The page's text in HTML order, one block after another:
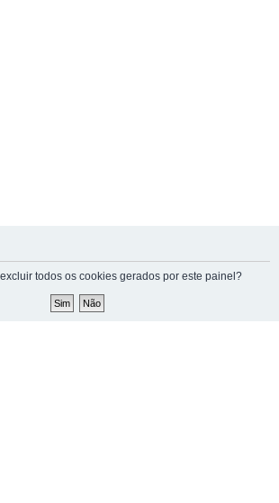
todos os cookies gerados por este painel?